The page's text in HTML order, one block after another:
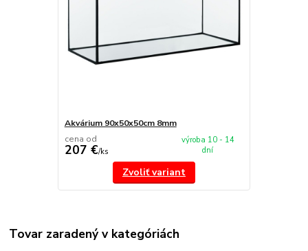
Akvárium 90x50x50cm 8mm
cena od
207 €/ks
výroba 10 - 14
dní
Zvoliť variant
Tovar zaradený v kategóriách